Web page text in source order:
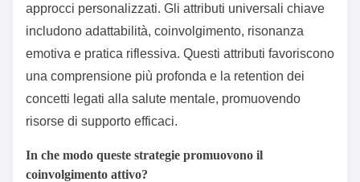
approcci personalizzati. Gli attributi universali chiave
includono adattabilità, coinvolgimento, risonanza
emotiva e pratica riflessiva. Questi attributi favoriscono
una comprensione più profonda e la retention dei
concetti legati alla salute mentale, promuovendo
risorse di supporto efficaci.
In che modo queste strategie promuovono il
coinvolgimento attivo?